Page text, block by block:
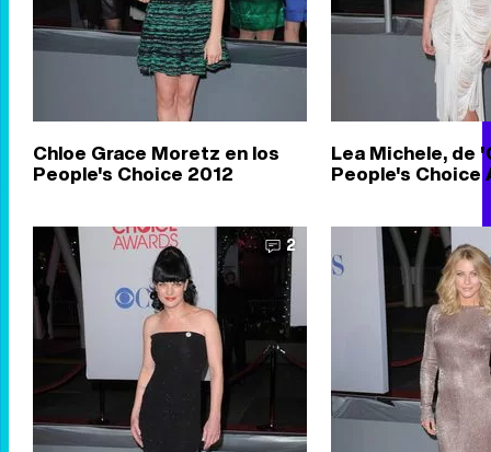
Chloe Grace Moretz en los
People's Choice 2012
Lea Michele, de
People's Choice
2